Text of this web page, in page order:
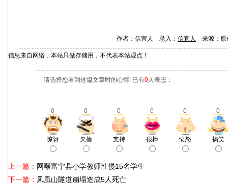
作者：信宜人 录入： 信宜人 来源：
信息来自网络，本站只做存储用，不代表本站观点！
请选择您看到这篇文章时的心情: 已有0人表态：
0 0 0 0 0 0
惊讶 欠揍 支持 很棒 愤怒 搞笑
上一篇： 网曝富宁县小学教师性侵15名学生
下一篇： 凤凰山隧道崩塌造成5人死亡